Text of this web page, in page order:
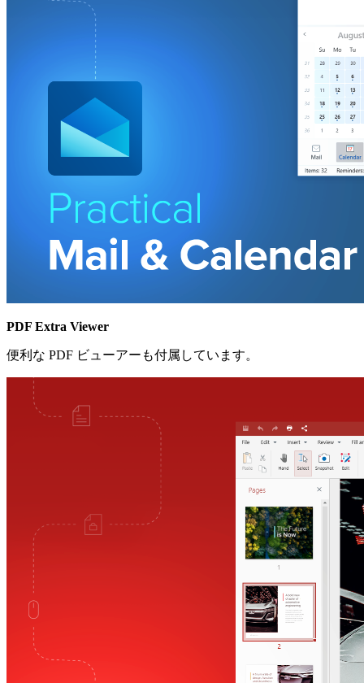
PDF Extra Viewer
便利な PDF ビューアーも付属しています。